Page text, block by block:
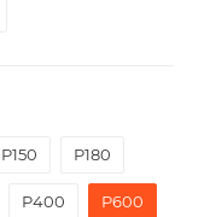
P150 P180
P400 P600